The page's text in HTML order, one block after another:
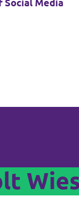
Social Media